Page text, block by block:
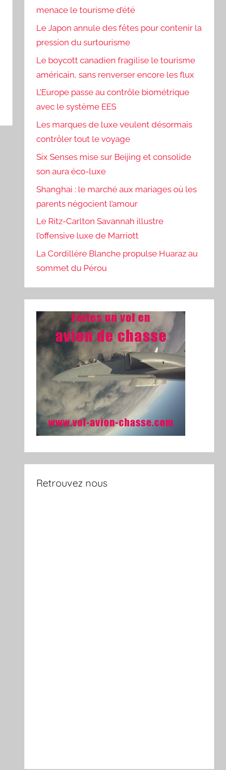
menace le tourisme d’été
Le Japon annule des fêtes pour contenir la
pression du surtourisme
Le boycott canadien fragilise le tourisme
américain, sans renverser encore les flux
L’Europe passe au contrôle biométrique
avec le système EES
Les marques de luxe veulent désormais
contrôler tout le voyage
Six Senses mise sur Beijing et consolide
son aura éco-luxe
Shanghai : le marché aux mariages où les
parents négocient l’amour
Le Ritz-Carlton Savannah illustre
l’offensive luxe de Marriott
La Cordillère Blanche propulse Huaraz au
sommet du Pérou
Retrouvez nous